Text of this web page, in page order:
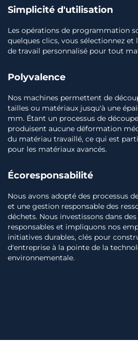
Simplicité d'utilisation
Les opérations de programmation
quelques clics, vous sélectionnez
de travail personnalisé pour tout
Polyvalence
Nos machines permettent de
tailles ou matériaux jusqu'à une
mm. Étant un processus de
produisent aucune déformation
du matériau travaillé, ce qui est
pour les matériaux avancés.
Écoresponsabilité
Nous avons adopté des processus
et une gestion responsable des
déchets. Nous investissons dans
responsables et impliquons nos
initiatives durables, clés pour
d'entreprise à la pointe de la
environnementale.